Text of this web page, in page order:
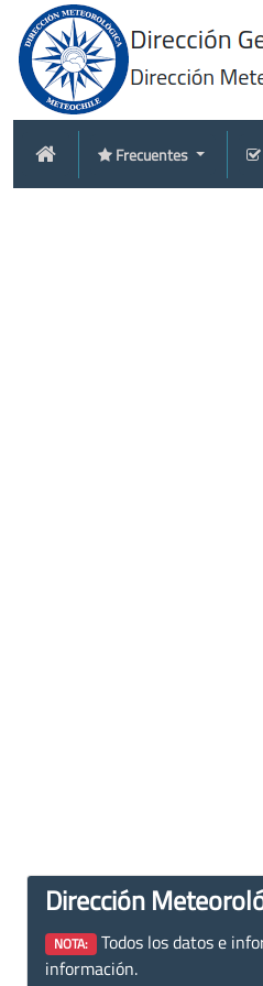
Frecuentes
Dirección
NOTA: Todos los datos e
información.